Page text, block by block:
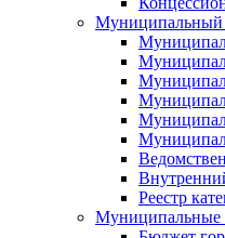
Муниципальный
Реестр
Муниципальные